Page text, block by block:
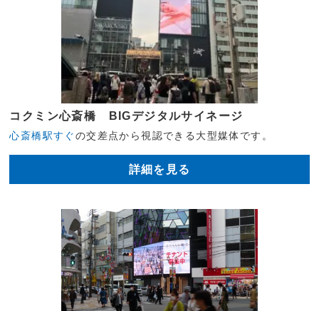
コクミン心斎橋 BIGデジタルサイネージ
心斎橋駅すぐの交差点から視認できる大型媒体です。
詳細を見る